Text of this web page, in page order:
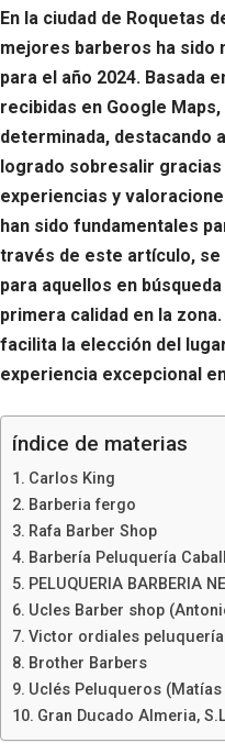
En la ciudad de Roquetas
mejores barberos ha sido
para el año 2024. Basada
recibidas en Google
determinada, destacando
logrado sobresalir gracias
experiencias y
han sido fundamentales
través de este artículo, se
para aquellos en
primera calidad en la
facilita la elección del
experiencia excepcional
índice de materias
Carlos King
Barberia fergo
Rafa Barber Shop
Barbería Peluquería
PELUQUERIA BARBERIA
Ucles Barber shop
Victor ordiales
Brother Barbers
Uclés Peluqueros (Matías
Gran Ducado Almeria,